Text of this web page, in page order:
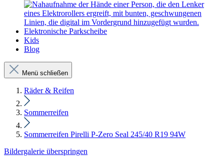
Elektronische Parkscheibe
Kids
Blog
Menü schließen
Räder & Reifen
Sommerreifen
Sommerreifen Pirelli P-Zero Seal 245/40 R19 94W
Bildergalerie überspringen